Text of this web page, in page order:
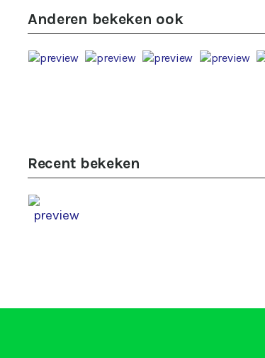
Anderen bekeken ook
Recent bekeken